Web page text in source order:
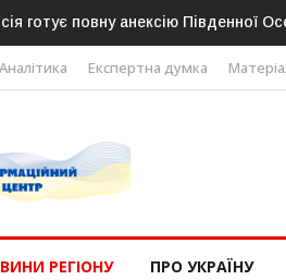
повну анексію Південної
Аналітика Експертна думка
РЕГІОНУ ПРО УКРАЇНУ